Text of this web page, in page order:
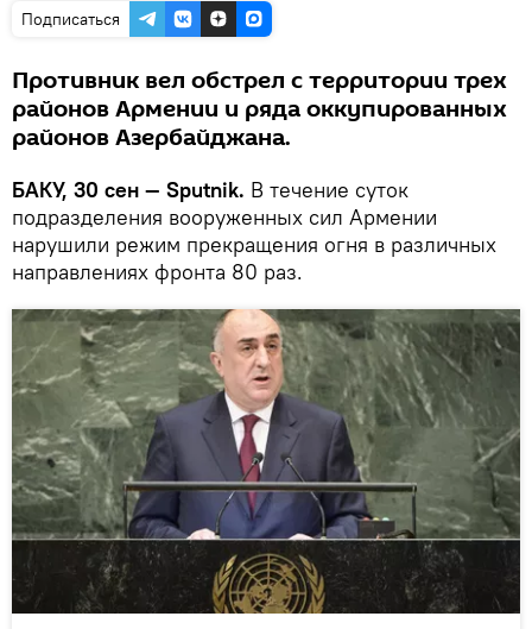
Подписаться
Противник вел обстрел с территории трех
районов Армении и ряда оккупированных
районов Азербайджана.
БАКУ, 30 сен — Sputnik. В течение суток
подразделения вооруженных сил Армении
нарушили режим прекращения огня в различных
направлениях фронта 80 раз.